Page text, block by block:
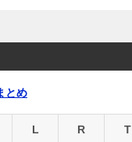
とめ
L R T